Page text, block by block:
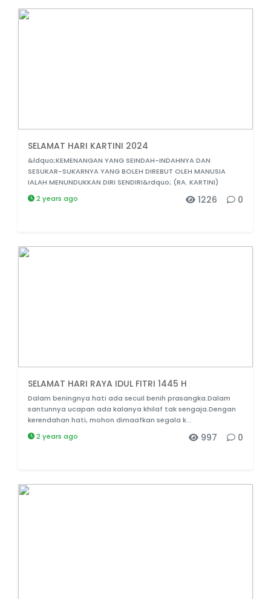
SELAMAT HARI KARTINI 2024
&ldquo;KEMENANGAN YANG SEINDAH-INDAHNYA DAN
SESUKAR-SUKARNYA YANG BOLEH DIREBUT OLEH MANUSIA
IALAH MENUNDUKKAN DIRI SENDIRI&rdquo; (RA. KARTINI)
2 years ago
0
1226
SELAMAT HARI RAYA IDUL FITRI 1445 H
Dalam beningnya hati ada secuil benih prasangka.Dalam
santunnya ucapan ada kalanya khilaf tak sengaja.Dengan
kerendahan hati, mohon dimaafkan segala k...
2 years ago
0
997